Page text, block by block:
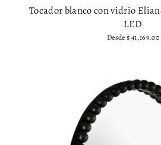
Tocador blanco con vidrio
LED
Desde$ 41,169.00